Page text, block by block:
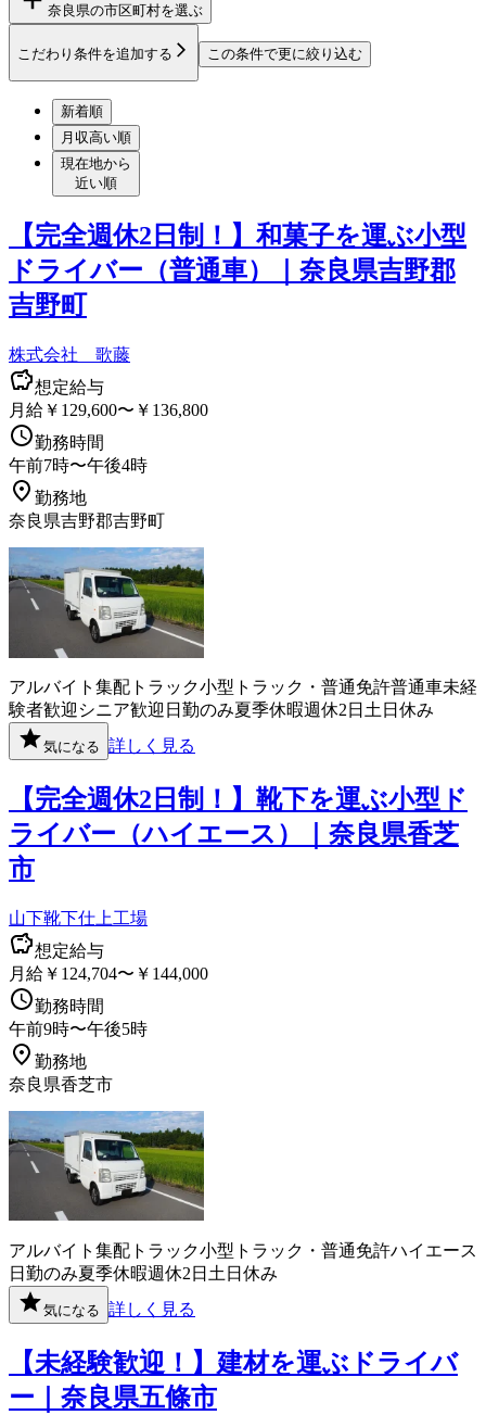
奈良県の市区町村を選ぶ
こだわり条件を追加する この条件で更に絞り込む
新着順
月収高い順
現在地から
近い順
【完全週休2日制！】和菓子を運ぶ小型
ドライバー（普通車）｜奈良県吉野郡
吉野町
株式会社 歌藤
想定給与
月給￥129,600〜￥136,800
勤務時間
午前7時〜午後4時
勤務地
奈良県吉野郡吉野町
アルバイト 集配 トラック小型トラック・普通免許普通車未経
験者歓迎 シニア歓迎 日勤のみ夏季休暇週休2日 土日休み
気になる 詳しく見る
【完全週休2日制！】靴下を運ぶ小型ド
ライバー（ハイエース）｜奈良県香芝
市
山下靴下仕上工場
想定給与
月給￥124,704〜￥144,000
勤務時間
午前9時〜午後5時
勤務地
奈良県香芝市
アルバイト 集配 トラック小型トラック・普通免許ハイエース
日勤のみ夏季休暇週休2日 土日休み
気になる 詳しく見る
【未経験歓迎！】建材を運ぶドライバ
ー｜奈良県五條市